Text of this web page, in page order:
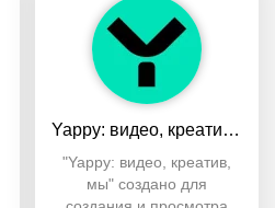
Yappy: видео, креатив, мы
"Yappy: видео, креатив,
мы" создано для